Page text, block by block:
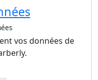
vos données de